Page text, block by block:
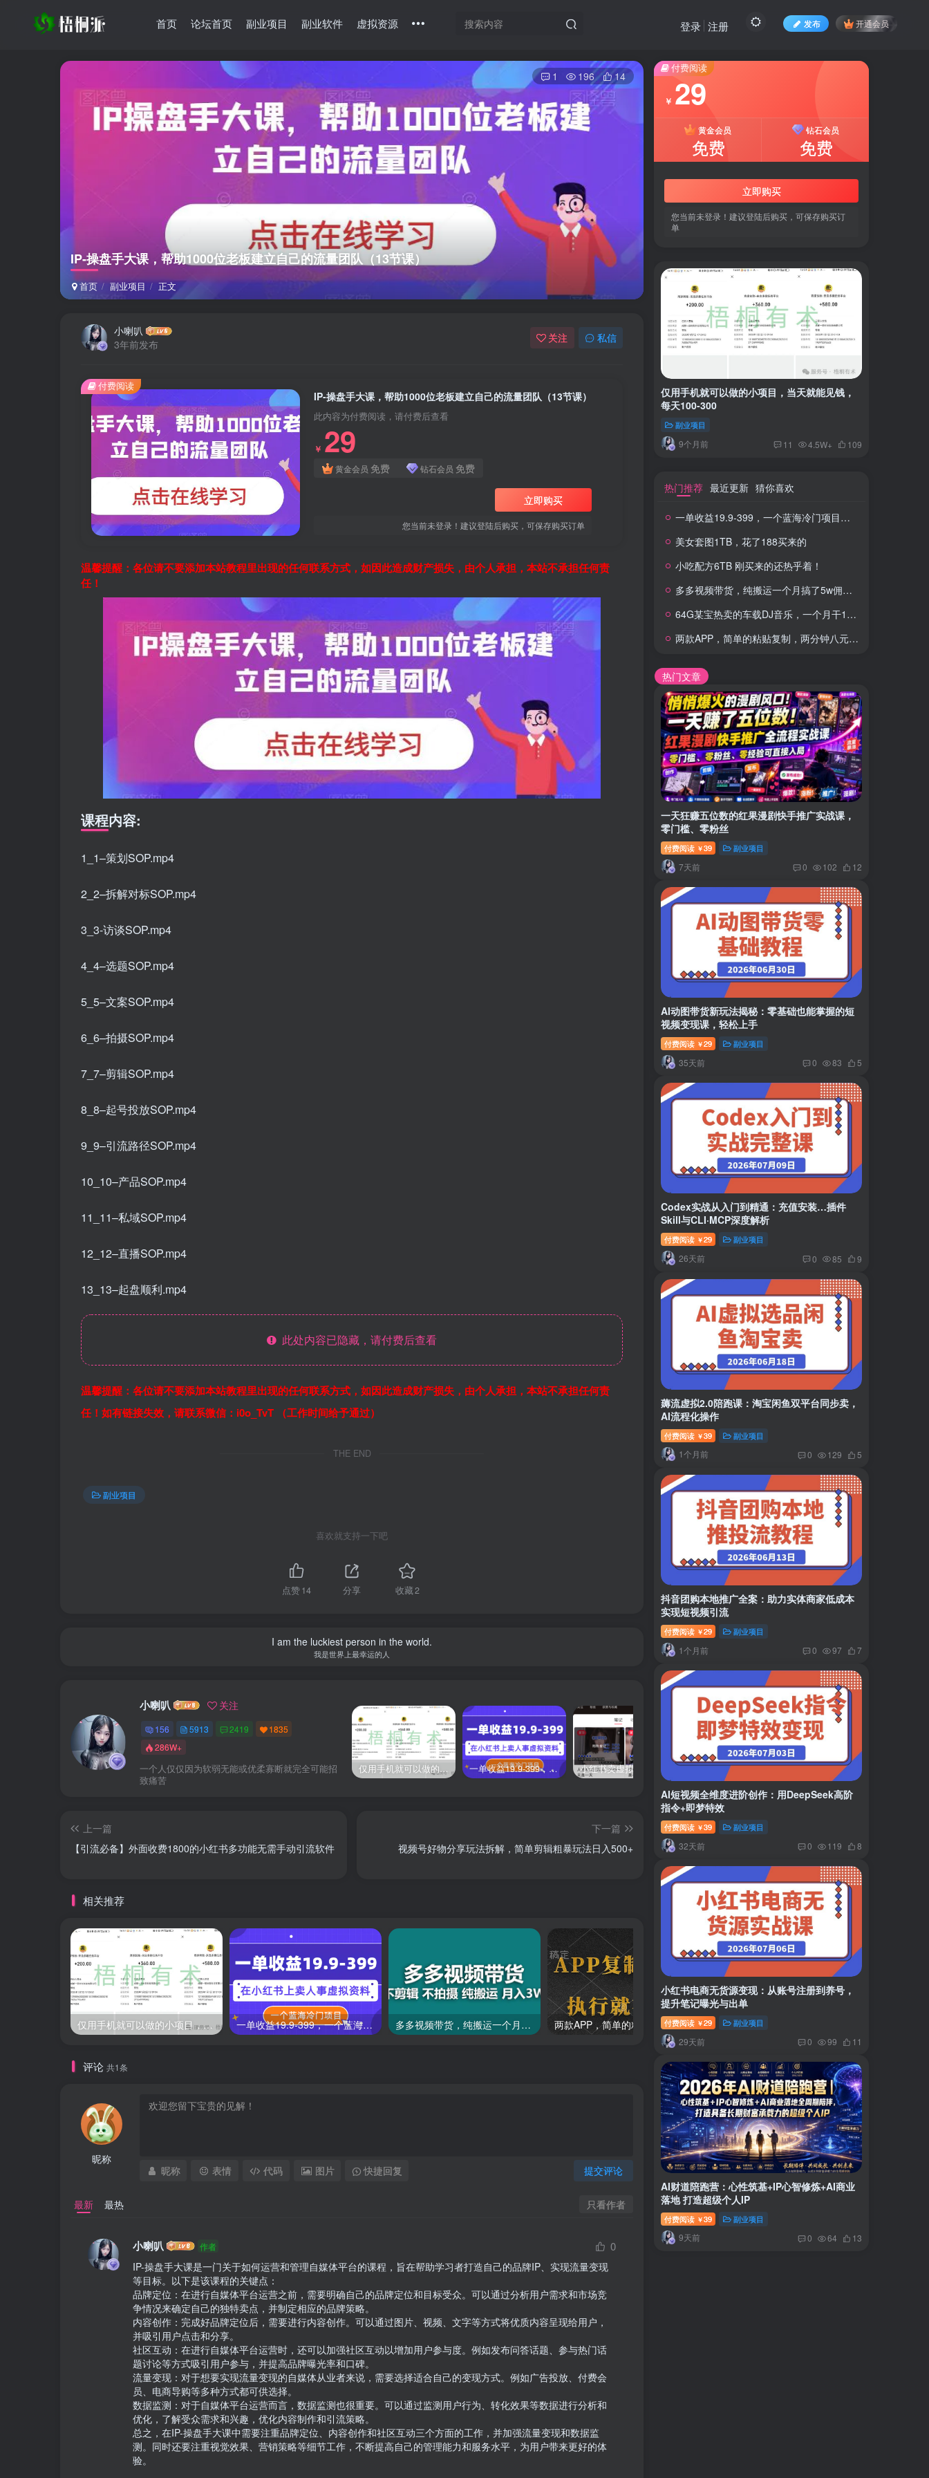
首页 论坛首页 副业项目 副业软件 虚拟资源 发布 开通会员
登录 注册
IP-操盘手大课，帮助1000位老板建立自己的流量团队（13节课）
首页 副业项目 正文
1 196 14
小喇叭
3年前发布
关注 私信
IP-操盘手大课，帮助1000位老板建立自己的流量团队（13节课）
此内容为付费阅读，请付费后查看
￥ 29
黄金会员 免费 钻石会员 免费
立即购买
您当前未登录！建议登陆后购买，可保存购买订单
付费阅读
温馨提醒：各位请不要添加本站教程里出现的任何联系方式，如因此造成财产损失，由个人承担，本站不承担任何责
任！
课程内容:
1_1–策划SOP.mp4
2_2–拆解对标SOP.mp4
3_3-访谈SOP.mp4
4_4–选题SOP.mp4
5_5–文案SOP.mp4
6_6–拍摄SOP.mp4
7_7–剪辑SOP.mp4
8_8–起号投放SOP.mp4
9_9–引流路径SOP.mp4
10_10–产品SOP.mp4
11_11–私域SOP.mp4
12_12–直播SOP.mp4
13_13–起盘顺利.mp4
此处内容已隐藏，请付费后查看
温馨提醒：各位请不要添加本站教程里出现的任何联系方式，如因此造成财产损失，由个人承担，本站不承担任何责
任！如有链接失效，请联系微信：i0o_TvT （工作时间给予通过）
THE END
副业项目
喜欢就支持一下吧
点赞14 分享 收藏2
I am the luckiest person in the world.
我是世界上最幸运的人
小喇叭 关注
156 5913 2419
1835
286W+
一个人仅仅因为软弱无能或优柔寡断就完全可能招
致痛苦
仅用手机就可以做的小项目，当天就能见钱，每天100-300 一单收益19.9-399，一个蓝海冷门项目，在小红书上卖人事虚拟资料 小红书卖虚拟产品：音乐优盘，1个月稳挣1-3万 美女套图1TB，花了188买来的
上一篇
【引流必备】外面收费1800的小红书多功能无需手动引流软件
下一篇
视频号好物分享玩法拆解，简单剪辑粗暴玩法日入500+
相关推荐
仅用手机就可以做的小项目，当天就能见钱，每天100-300 一单收益19.9-399，一个蓝海冷门项目，在小红书上卖人事虚拟资料 多多视频带货，纯搬运一个月搞了5w佣金，小白也能操作 两款APP，简单的粘贴复制，两分钟八元钱，无限做，执行就有收入
评论 共1条
昵称
提交评论
昵称 表情 代码 图片 快捷回复
最新 最热 只看作者
小喇叭 作者 0
IP-操盘手大课是一门关于如何运营和管理自媒体平台的课程，旨在帮助学习者打造自己的品牌IP、实现流量变现
等目标。以下是该课程的关键点：
品牌定位：在进行自媒体平台运营之前，需要明确自己的品牌定位和目标受众。可以通过分析用户需求和市场竞
争情况来确定自己的独特卖点，并制定相应的品牌策略。
内容创作：完成好品牌定位后，需要进行内容创作。可以通过图片、视频、文字等方式将优质内容呈现给用户，
并吸引用户点击和分享。
社区互动：在进行自媒体平台运营时，还可以加强社区互动以增加用户参与度。例如发布问答话题、参与热门话
题讨论等方式吸引用户参与，并提高品牌曝光率和口碑。
流量变现：对于想要实现流量变现的自媒体从业者来说，需要选择适合自己的变现方式。例如广告投放、付费会
员、电商导购等多种方式都可供选择。
数据监测：对于自媒体平台运营而言，数据监测也很重要。可以通过监测用户行为、转化效果等数据进行分析和
优化，了解受众需求和兴趣，优化内容制作和引流策略。
总之，在IP-操盘手大课中需要注重品牌定位、内容创作和社区互动三个方面的工作，并加强流量变现和数据监
测。同时还要注重视觉效果、营销策略等细节工作，不断提高自己的管理能力和服务水平，为用户带来更好的体
验。
付费阅读
￥ 29
黄金会员
免费
钻石会员
免费
立即购买
您当前未登录！建议登陆后购买，可保存购买订
单
仅用手机就可以做的小项目，当天就能见钱，
每天100-300
副业项目
9个月前 11 4.5W+ 109
热门推荐 最近更新 猜你喜欢
一单收益19.9-399，一个蓝海冷门项目，在小红书上卖人事虚拟资料
美女套图1TB，花了188买来的
小吃配方6TB 刚买来的还热乎着！
多多视频带货，纯搬运一个月搞了5w佣金，小白也能操作
64G某宝热卖的车载DJ音乐，一个月干100W+利润
两款APP，简单的粘贴复制，两分钟八元钱，无限做，执行就有收入
热门文章
一天狂赚五位数的红果漫剧快手推广实战课，
零门槛、零粉丝
付费阅读 ￥39 副业项目
7天前 0 102 12
AI动图带货新玩法揭秘：零基础也能掌握的短
视频变现课，轻松上手
付费阅读 ￥29 副业项目
35天前 0 83 5
Codex实战从入门到精通：充值安装…插件
Skill与CLI·MCP深度解析
付费阅读 ￥29 副业项目
26天前 0 85 9
薅流虚拟2.0陪跑课：淘宝闲鱼双平台同步卖，
AI流程化操作
付费阅读 ￥39 副业项目
1个月前 0 129 5
抖音团购本地推广全案：助力实体商家低成本
实现短视频引流
付费阅读 ￥29 副业项目
1个月前 0 97 7
AI短视频全维度进阶创作：用DeepSeek高阶
指令+即梦特效
付费阅读 ￥39 副业项目
32天前 0 119 8
小红书电商无货源变现：从账号注册到养号，
提升笔记曝光与出单
付费阅读 ￥29 副业项目
29天前 0 99 11
AI财道陪跑营：心性筑基+IP心智修炼+AI商业
落地 打造超级个人IP
付费阅读 ￥39 副业项目
9天前 0 64 13